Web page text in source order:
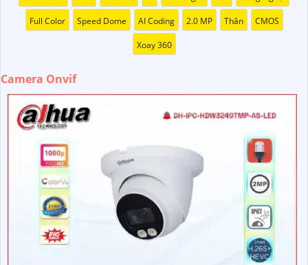
Full Color Speed Dome AI Coding 2.0 MP Thân CMOS
Xoay 360
Camera Onvif